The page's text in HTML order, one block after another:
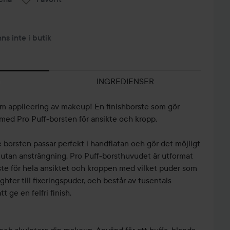
inte i butik
INGREDIENSER
applicering av makeup! En finishborste som gör
Pro Puff-borsten för ansikte och kropp.
borsten passar perfekt i handflatan och gör det möjligt
ansträngning. Pro Puff-borsthuvudet är utformat
för hela ansiktet och kroppen med vilket puder som
till fixeringspuder, och består av tusentals
ge en felfri finish.